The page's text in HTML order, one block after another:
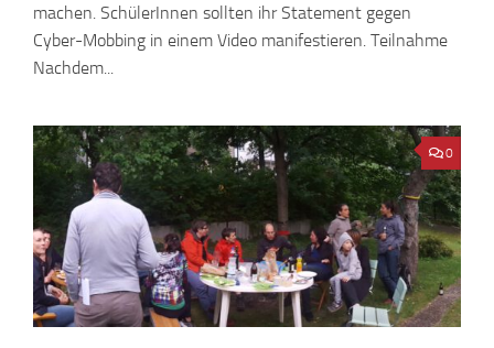
machen. SchülerInnen sollten ihr Statement gegen
Cyber-Mobbing in einem Video manifestieren. Teilnahme
Nachdem...
0